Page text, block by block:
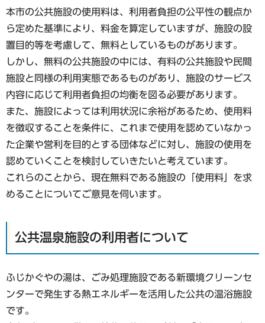
本市の公共施設の使用料は、利用者負担の公平性の観点か
ら定めた基準により、料金を算定していますが、施設の設
置目的等を考慮して、無料としているものがあります。
しかし、無料の公共施設の中には、有料の公共施設や民間
施設と同様の利用実態であるものがあり、施設のサービス
内容に応じて利用者負担の均衡を図る必要があります。
また、施設によっては利用状況に余裕があるため、使用料
を徴収することを条件に、これまで使用を認めていなかっ
た企業や営利を目的とする団体などに対し、施設の使用を
認めていくことを検討していきたいと考えています。
これらのことから、現在無料である施設の「使用料」を求
めることについてご意見を伺います。
公共温泉施設の利用者について
ふじかぐやの湯は、ごみ処理施設である新環境クリーンセ
ンターで発生する熱エネルギーを活用した公共の温浴施設
です。